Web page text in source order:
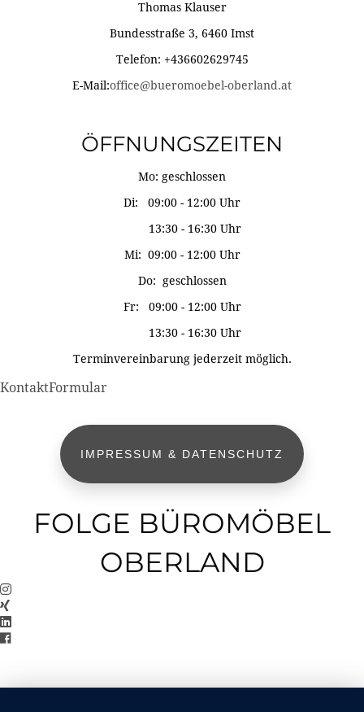
Thomas Klauser
Bundesstraße 3, 6460 Imst
Telefon: +436602629745
E-Mail:office@bueromoebel-oberland.at
ÖFFNUNGSZEITEN
Mo: geschlossen
Di: 09:00 - 12:00 Uhr
13:30 - 16:30 Uhr
Mi: 09:00 - 12:00 Uhr
Do: geschlossen
Fr: 09:00 - 12:00 Uhr
13:30 - 16:30 Uhr
Terminvereinbarung jederzeit möglich.
KontaktFormular
IMPRESSUM & DATENSCHUTZ
FOLGE BÜROMÖBEL
OBERLAND